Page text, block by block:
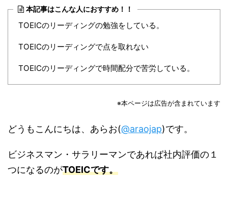
本記事はこんな人におすすめ！！
TOEICのリーディングの勉強をしている。
TOEICのリーディングで点を取れない
TOEICのリーディングで時間配分で苦労している。
※本ページは広告が含まれています
どうもこんにちは、あらお(@araojap)です。
ビジネスマン・サラリーマンであれば社内評価の１
つになるのがTOEICです。